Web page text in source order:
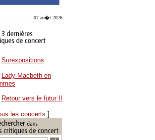
07 ao�t 2026
Surexpositions
Lady Macbeth en
Retour vers le futur II
les concerts ]